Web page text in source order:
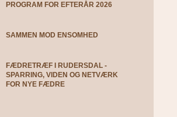
PROGRAM FOR EFTERÅR 2026
SAMMEN MOD ENSOMHED
FÆDRETRÆF I RUDERSDAL -
SPARRING, VIDEN OG NETVÆRK
FOR NYE FÆDRE